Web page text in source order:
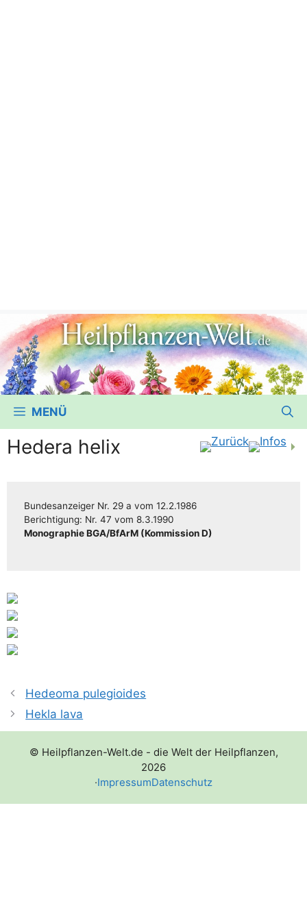
MENÜ
Hedera helix
Bun­des­an­zei­ger Nr. 29 a vom 12.2.1986
Berich­ti­gung: Nr. 47 vom 8.3.1990
Mono­gra­phie BGA/​​BfArM (Kom­mis­si­on D)
Hedeoma pulegioides
Hekla lava
© Heilpflanzen-Welt.de - die Welt der Heilpflanzen,
2026
·ImpressumDatenschutz